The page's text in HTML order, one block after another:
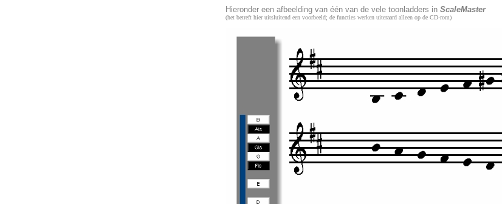
Hieronder een afbeelding van één van de vele toonladders in ScaleMaster
(het betreft hier uitsluitend een voorbeeld; de functies werken uiteraard alleen op de CD-rom)